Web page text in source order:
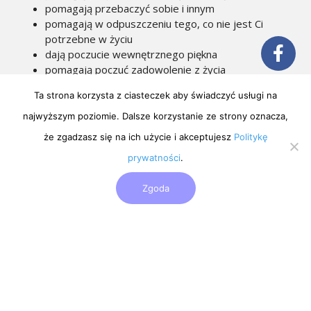
pomagają przebaczyć sobie i innym
pomagają w odpuszczeniu tego, co nie jest Ci
potrzebne w życiu
dają poczucie wewnętrznego piękna
pomagają poczuć zadowolenie z życia
Relacja uczestników warsztatu “Tęczowe spa dla duszy”
Ta strona korzysta z ciasteczek aby świadczyć usługi na
najwyższym poziomie. Dalsze korzystanie ze strony oznacza,
że zgadzasz się na ich użycie i akceptujesz Politykę
prywatności.
Zgoda